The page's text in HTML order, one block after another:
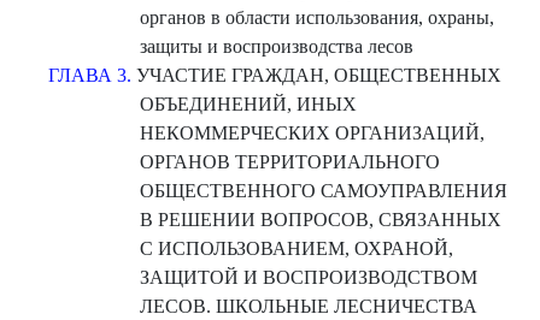
органов в области использования, охраны,
защиты и воспроизводства лесов
ГЛАВА 3. УЧАСТИЕ ГРАЖДАН, ОБЩЕСТВЕННЫХ
ОБЪЕДИНЕНИЙ, ИНЫХ
НЕКОММЕРЧЕСКИХ ОРГАНИЗАЦИЙ,
ОРГАНОВ ТЕРРИТОРИАЛЬНОГО
ОБЩЕСТВЕННОГО САМОУПРАВЛЕНИЯ
В РЕШЕНИИ ВОПРОСОВ, СВЯЗАННЫХ
С ИСПОЛЬЗОВАНИЕМ, ОХРАНОЙ,
ЗАЩИТОЙ И ВОСПРОИЗВОДСТВОМ
ЛЕСОВ. ШКОЛЬНЫЕ ЛЕСНИЧЕСТВА